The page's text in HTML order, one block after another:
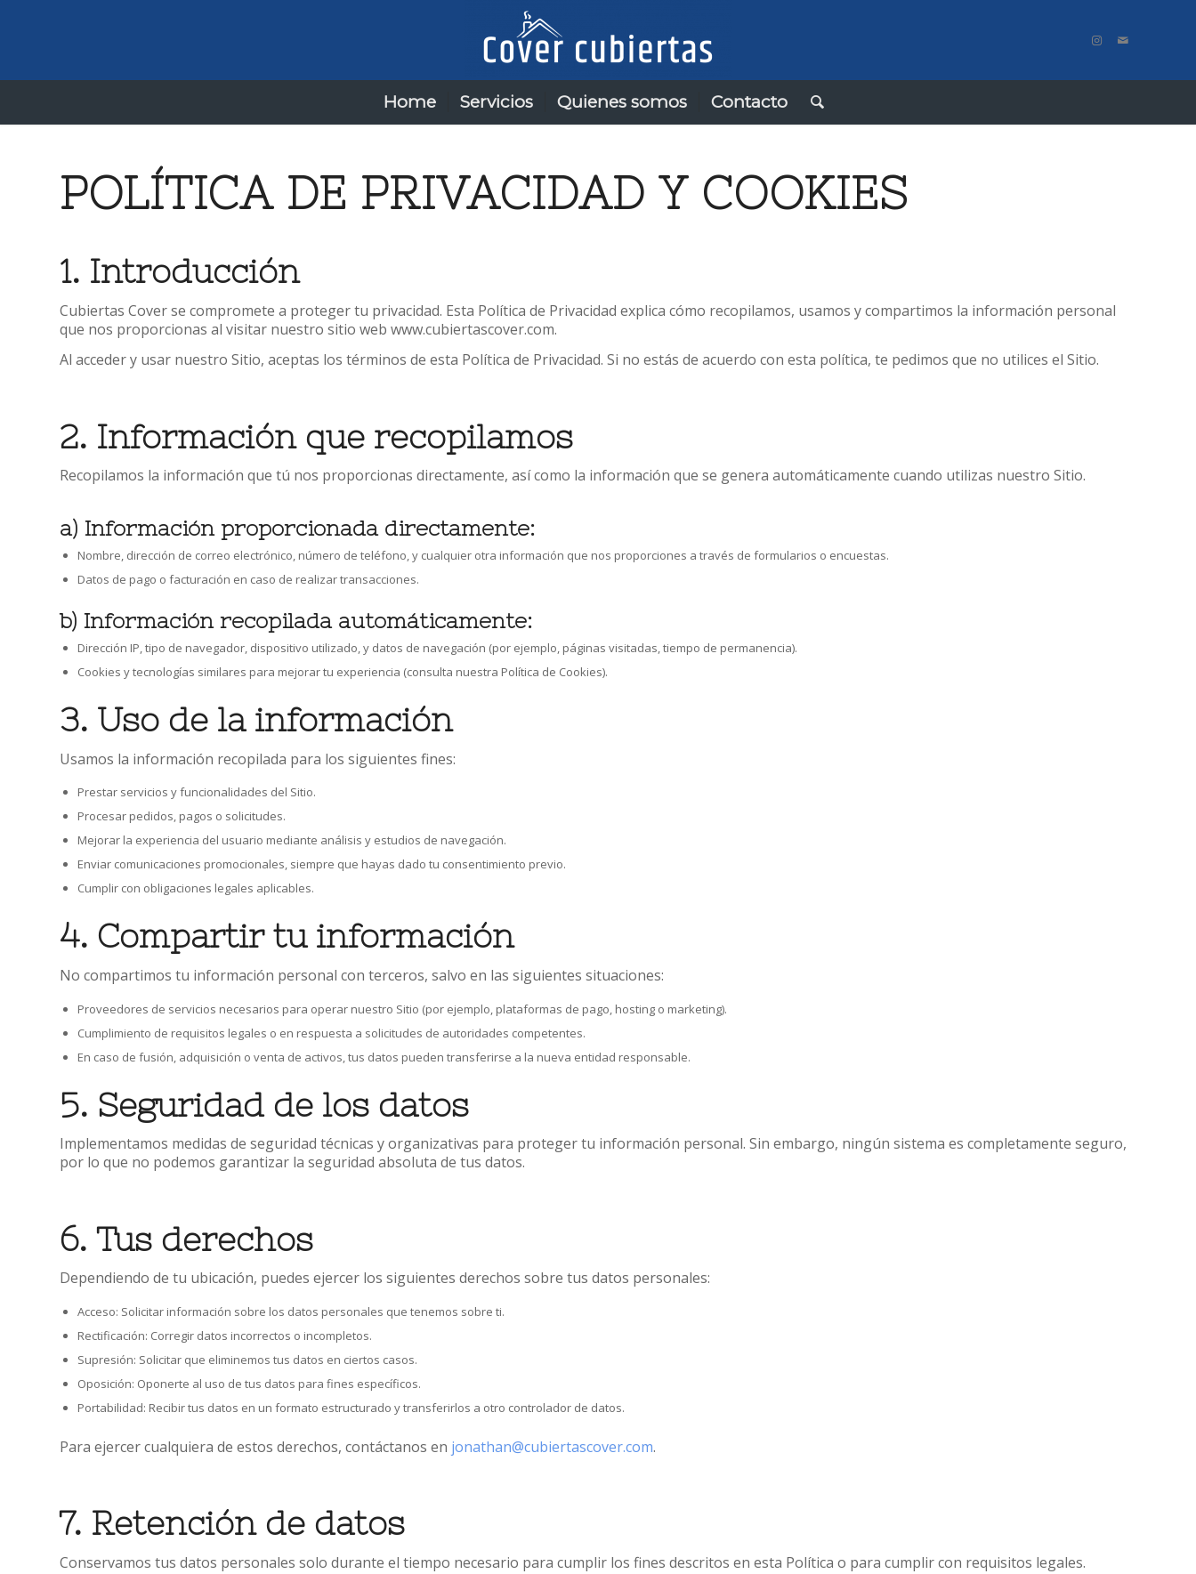
Home Servicios Quienes somos Contacto
POLÍTICA DE PRIVACIDAD Y COOKIES
1. Introducción
Cubiertas Cover se compromete a proteger tu privacidad. Esta Política de Privacidad explica cómo recopilamos, usamos y compartimos la información personal
que nos proporcionas al visitar nuestro sitio web www.cubiertascover.com.
Al acceder y usar nuestro Sitio, aceptas los términos de esta Política de Privacidad. Si no estás de acuerdo con esta política, te pedimos que no utilices el Sitio.
2. Información que recopilamos
Recopilamos la información que tú nos proporcionas directamente, así como la información que se genera automáticamente cuando utilizas nuestro Sitio.
a) Información proporcionada directamente:
Nombre, dirección de correo electrónico, número de teléfono, y cualquier otra información que nos proporciones a través de formularios o encuestas.
Datos de pago o facturación en caso de realizar transacciones.
b) Información recopilada automáticamente:
Dirección IP, tipo de navegador, dispositivo utilizado, y datos de navegación (por ejemplo, páginas visitadas, tiempo de permanencia).
Cookies y tecnologías similares para mejorar tu experiencia (consulta nuestra Política de Cookies).
3. Uso de la información
Usamos la información recopilada para los siguientes fines:
Prestar servicios y funcionalidades del Sitio.
Procesar pedidos, pagos o solicitudes.
Mejorar la experiencia del usuario mediante análisis y estudios de navegación.
Enviar comunicaciones promocionales, siempre que hayas dado tu consentimiento previo.
Cumplir con obligaciones legales aplicables.
4. Compartir tu información
No compartimos tu información personal con terceros, salvo en las siguientes situaciones:
Proveedores de servicios necesarios para operar nuestro Sitio (por ejemplo, plataformas de pago, hosting o marketing).
Cumplimiento de requisitos legales o en respuesta a solicitudes de autoridades competentes.
En caso de fusión, adquisición o venta de activos, tus datos pueden transferirse a la nueva entidad responsable.
5. Seguridad de los datos
Implementamos medidas de seguridad técnicas y organizativas para proteger tu información personal. Sin embargo, ningún sistema es completamente seguro,
por lo que no podemos garantizar la seguridad absoluta de tus datos.
6. Tus derechos
Dependiendo de tu ubicación, puedes ejercer los siguientes derechos sobre tus datos personales:
Acceso: Solicitar información sobre los datos personales que tenemos sobre ti.
Rectificación: Corregir datos incorrectos o incompletos.
Supresión: Solicitar que eliminemos tus datos en ciertos casos.
Oposición: Oponerte al uso de tus datos para fines específicos.
Portabilidad: Recibir tus datos en un formato estructurado y transferirlos a otro controlador de datos.
Para ejercer cualquiera de estos derechos, contáctanos en jonathan@cubiertascover.com.
7. Retención de datos
Conservamos tus datos personales solo durante el tiempo necesario para cumplir los fines descritos en esta Política o para cumplir con requisitos legales.